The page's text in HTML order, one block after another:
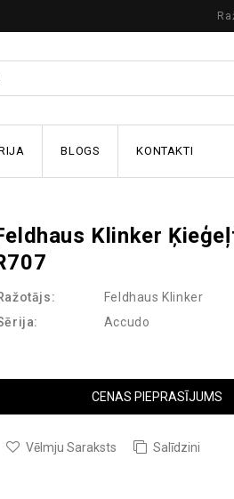
BLOGS KONTAKTI
Klinker
Feldhaus Klinker
Accudo
CENAS PIEPRASĪJUMS
Vēlmju Saraksts Salīdzini